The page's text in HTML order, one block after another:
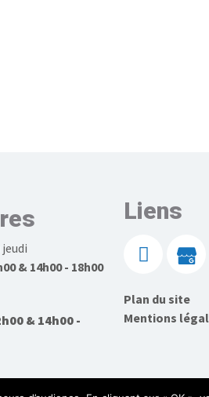
& 14h00 - 18h00
& 14h00 -
Liens
Plan du site
Mentions